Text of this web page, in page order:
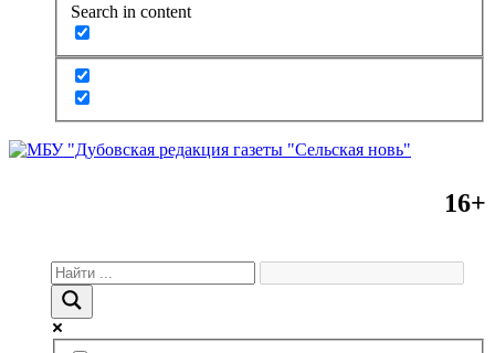
Search in content
16+